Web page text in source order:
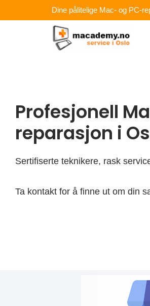
rett
Dine pålitelige Mac- og PC-
Profesjonell
reparasjon i
Sertifiserte teknikere, rask
Ta kontakt for å finne ut om din